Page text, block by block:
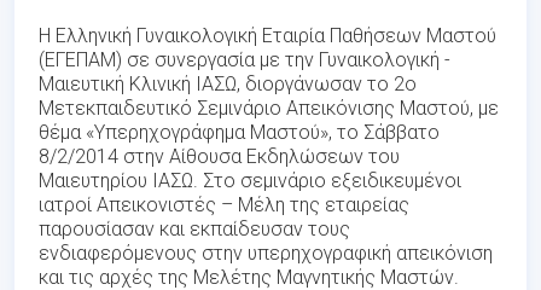
Η Ελληνική Γυναικολογική Εταιρία Παθήσεων Μαστού
(ΕΓΕΠΑΜ) σε συνεργασία με την Γυναικολογική -
Μαιευτική Κλινική ΙΑΣΩ, διοργάνωσαν το 2ο
Μετεκπαιδευτικό Σεμινάριο Απεικόνισης Μαστού, με
θέμα «Υπερηχογράφημα Μαστού», το Σάββατο
8/2/2014 στην Αίθουσα Εκδηλώσεων του
Μαιευτηρίου ΙΑΣΩ. Στο σεμινάριο εξειδικευμένοι
ιατροί Απεικονιστές – Μέλη της εταιρείας
παρουσίασαν και εκπαίδευσαν τους
ενδιαφερόμενους στην υπερηχογραφική απεικόνιση
και τις αρχές της Μελέτης Μαγνητικής Μαστών.